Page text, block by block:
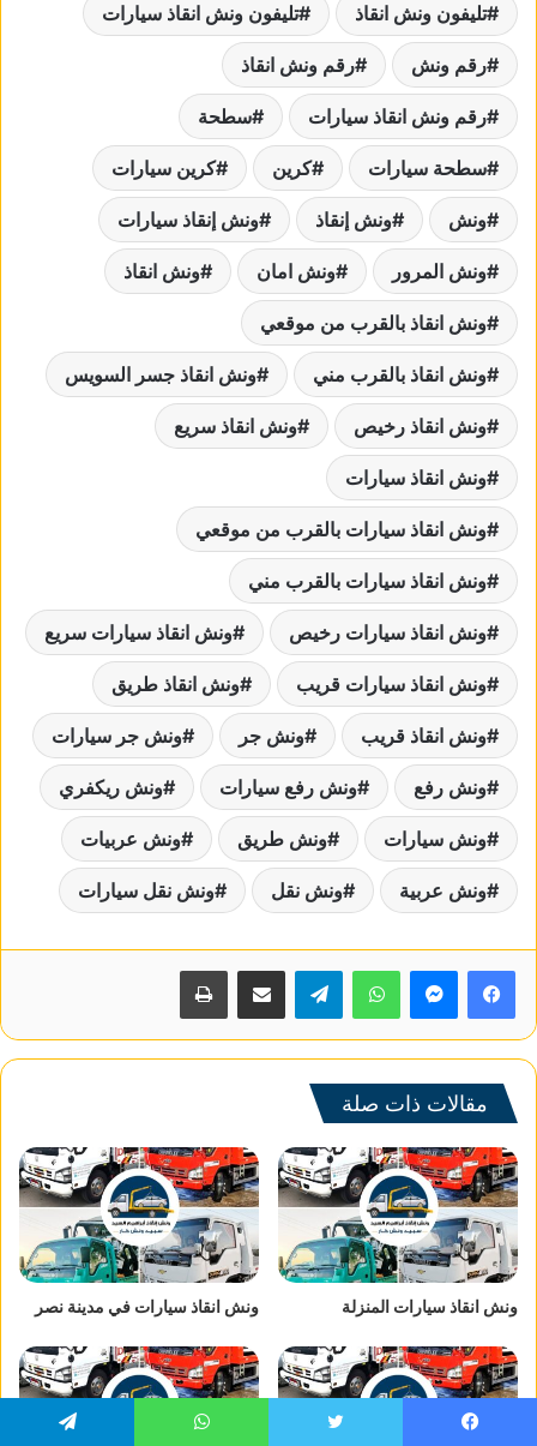
تليفون ونش انقاذ تليفون ونش انقاذ سيارات
رقم ونش رقم ونش انقاذ
رقم ونش انقاذ سيارات سطحة
سطحة سيارات كرين كرين سيارات
ونش ونش إنقاذ ونش إنقاذ سيارات
ونش المرور ونش امان ونش انقاذ
ونش انقاذ بالقرب من موقعي
ونش انقاذ بالقرب مني ونش انقاذ جسر السويس
ونش انقاذ رخيص ونش انقاذ سريع
ونش انقاذ سيارات
ونش انقاذ سيارات بالقرب من موقعي
ونش انقاذ سيارات بالقرب مني
ونش انقاذ سيارات رخيص ونش انقاذ سيارات سريع
ونش انقاذ سيارات قريب ونش انقاذ طريق
ونش انقاذ قريب ونش جر ونش جر سيارات
ونش رفع ونش رفع سيارات ونش ريكفري
ونش سيارات ونش طريق ونش عربيات
ونش عربية ونش نقل ونش نقل سيارات
واتساب
مقالات ذات صلة
ونش انقاذ سيارات المنزلة ونش انقاذ سيارات في مدينة نصر